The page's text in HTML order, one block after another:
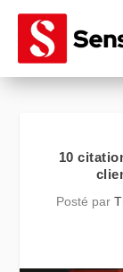
10
Posté par